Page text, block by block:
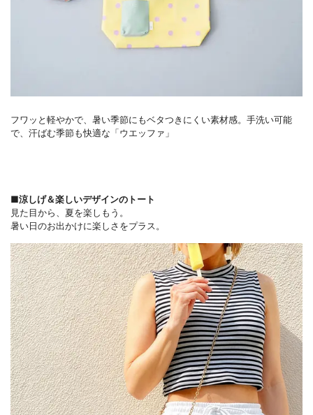
フワッと軽やかで、暑い季節にもベタつきにくい素材感。手洗い可能
で、汗ばむ季節も快適な「ウエッファ」
■涼しげ＆楽しいデザインのトート
見た目から、夏を楽しもう。
暑い日のお出かけに楽しさをプラス。